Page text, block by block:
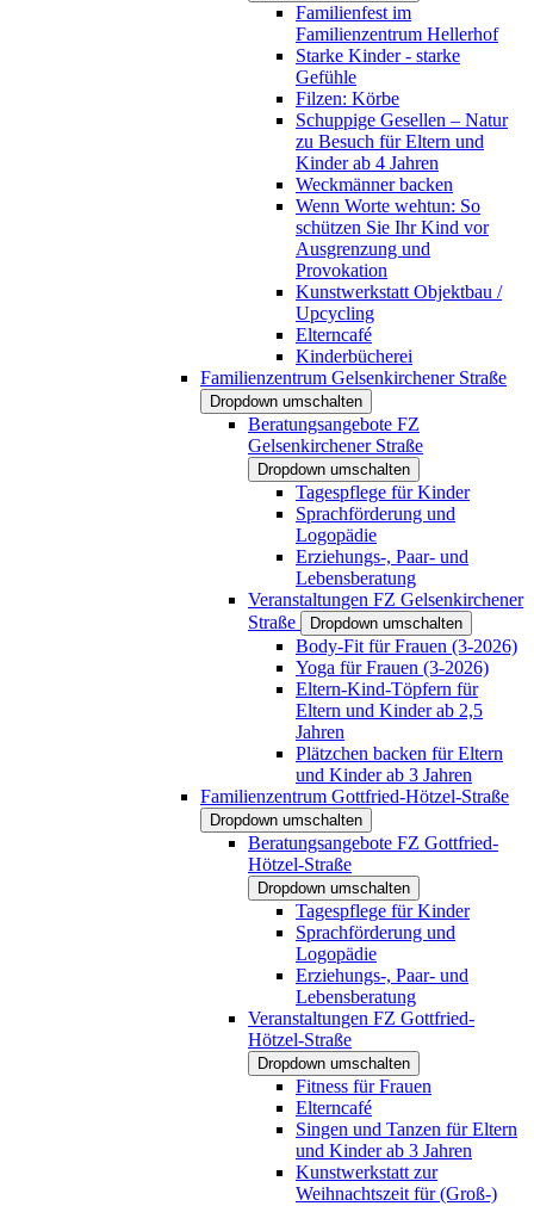
Familienfest im
Familienzentrum Hellerhof
Starke Kinder - starke
Gefühle
Filzen: Körbe
Schuppige Gesellen – Natur
zu Besuch für Eltern und
Kinder ab 4 Jahren
Weckmänner backen
Wenn Worte wehtun: So
schützen Sie Ihr Kind vor
Ausgrenzung und
Provokation
Kunstwerkstatt Objektbau /
Upcycling
Elterncafé
Kinderbücherei
Familienzentrum Gelsenkirchener Straße
Dropdown umschalten
Beratungsangebote FZ
Gelsenkirchener Straße
Dropdown umschalten
Tagespflege für Kinder
Sprachförderung und
Logopädie
Erziehungs-, Paar- und
Lebensberatung
Veranstaltungen FZ Gelsenkirchener
Straße
Dropdown umschalten
Body-Fit für Frauen (3-2026)
Yoga für Frauen (3-2026)
Eltern-Kind-Töpfern für
Eltern und Kinder ab 2,5
Jahren
Plätzchen backen für Eltern
und Kinder ab 3 Jahren
Familienzentrum Gottfried-Hötzel-Straße
Dropdown umschalten
Beratungsangebote FZ Gottfried-
Hötzel-Straße
Dropdown umschalten
Tagespflege für Kinder
Sprachförderung und
Logopädie
Erziehungs-, Paar- und
Lebensberatung
Veranstaltungen FZ Gottfried-
Hötzel-Straße
Dropdown umschalten
Fitness für Frauen
Elterncafé
Singen und Tanzen für Eltern
und Kinder ab 3 Jahren
Kunstwerkstatt zur
Weihnachtszeit für (Groß-)